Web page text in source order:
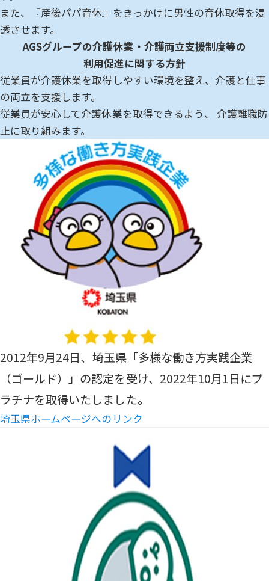
また、『産後パパ育休』をきっかけに男性の育休取得を浸
透させます。
AGSグループの介護休業・介護両立支援制度等の
利用促進に関する方針
従業員が介護休業を取得しやすい環境を整え、介護と仕事
の両立を支援します。
従業員が安心して介護休業を取得できるよう、 介護離職防
止に取り組みます。
2012年9月24日、埼玉県「多様な働き方実践企業
（ゴールド）」の認定を受け、2022年10月1日にプ
ラチナを取得いたしました。
埼玉県ホームページへのリンク